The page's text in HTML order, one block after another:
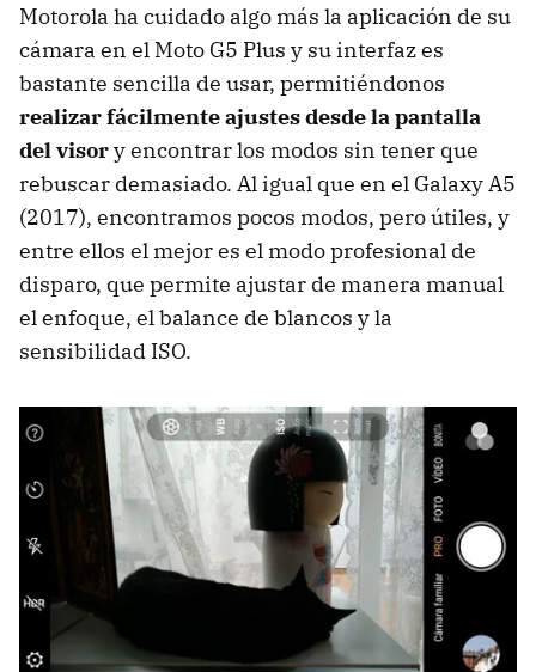
Motorola ha cuidado algo más la aplicación de su
cámara en el Moto G5 Plus y su interfaz es
bastante sencilla de usar, permitiéndonos
realizar fácilmente ajustes desde la pantalla
del visory encontrar los modos sin tener que
rebuscar demasiado. Al igual que en el Galaxy A5
(2017), encontramos pocos modos, pero útiles, y
entre ellos el mejor es el modo profesional de
disparo, que permite ajustar de manera manual
el enfoque, el balance de blancos y la
sensibilidad ISO.